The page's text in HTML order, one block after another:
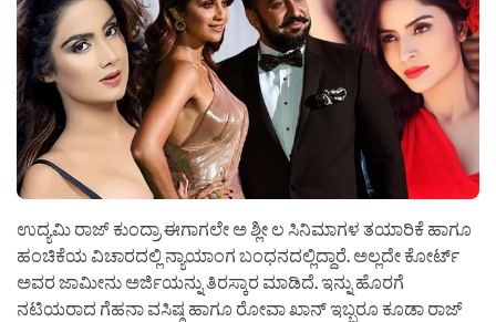
ಉದ್ಯಮಿ ರಾಜ್ ಕುಂದ್ರಾ ಈಗಾಗಲೇ ಅ ಶ್ಲೀ ಲ ಸಿನಿಮಾಗಳ ತಯಾರಿಕೆ ಹಾಗೂ
ಹಂಚಿಕೆಯ ವಿಚಾರದಲ್ಲಿ ನ್ಯಾಯಾಂಗ ಬಂಧನದಲ್ಲಿದ್ದಾರೆ. ಅಲ್ಲದೇ ಕೋರ್ಟ್
ಅವರ ಜಾಮೀನು ಅರ್ಜಿಯನ್ನು ತಿರಸ್ಕಾರ ಮಾಡಿದೆ. ಇನ್ನು ಹೊರಗೆ
ನಟಿಯರಾದ ಗೆಹನಾ ವಸಿಷ್ಠ ಹಾಗೂ ರೋವಾ ಖಾನ್ ಇಬ್ಬರೂ ಕೂಡಾ ರಾಜ್